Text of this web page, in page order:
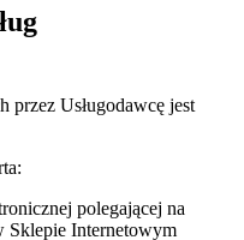
przez Usługodawcę jest
polegającej na
Sklepie Internetowym